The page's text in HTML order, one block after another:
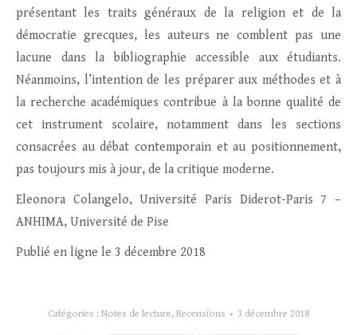
présentant les traits généraux de la religion et de la
démocratie grecques, les auteurs ne comblent pas une
lacune dans la bibliographie accessible aux étudiants.
Néanmoins, l’intention de les préparer aux méthodes et à
la recherche académiques contribue à la bonne qualité de
cet instrument scolaire, notamment dans les sections
consacrées au débat contemporain et au positionnement,
pas toujours mis à jour, de la critique moderne.
Eleonora Colangelo, Université Paris Diderot-Paris 7 –
ANHIMA, Université de Pise
Publié en ligne le 3 décembre 2018
Catégories : Notes de lecture, Recensions 3 décembre 2018